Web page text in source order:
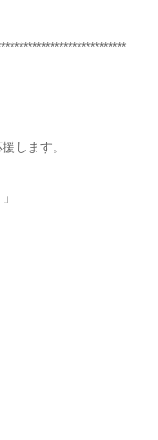
します。